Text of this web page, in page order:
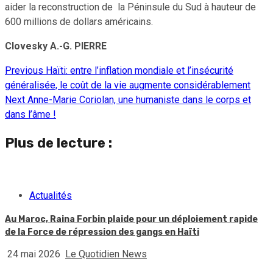
aider la reconstruction de la Péninsule du Sud à hauteur de
600 millions de dollars américains.
Clovesky A.-G. PIERRE
Continue
Reading
Previous Haïti: entre l’inflation mondiale et l’insécurité
généralisée, le coût de la vie augmente considérablement
Next Anne-Marie Coriolan, une humaniste dans le corps et
dans l’âme !
Plus de lecture :
Actualités
Au Maroc, Raina Forbin plaide pour un déploiement rapide
de la Force de répression des gangs en Haïti
24 mai 2026 Le Quotidien News